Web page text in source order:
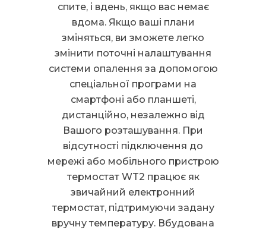
спите, і вдень, якщо вас немає
вдома. Якщо ваші плани
зміняться, ви зможете легко
змінити поточні налаштування
системи опалення за допомогою
спеціальної програми на
смартфоні або планшеті,
дистанційно, незалежно від
Вашого розташування. При
відсутності підключення до
мережі або мобільного пристрою
термостат WT2 працює як
звичайний електронний
термостат, підтримуючи задану
вручну температуру. Вбудована